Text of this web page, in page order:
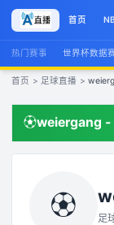
首页
热门赛事 世界杯数据
首页 > 足球直播 >
⚽weiergang -
⚽ 足